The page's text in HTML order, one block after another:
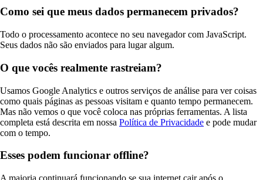
Como sei que meus dados permanecem privados?
Todo o processamento acontece no seu navegador com JavaScript.
Seus dados não são enviados para lugar algum.
O que vocês realmente rastreiam?
Usamos Google Analytics e outros serviços de análise para ver coisas
como quais páginas as pessoas visitam e quanto tempo permanecem.
Mas não vemos o que você coloca nas próprias ferramentas. A lista
completa está descrita em nossa Política de Privacidade e pode mudar
com o tempo.
Esses podem funcionar offline?
A maioria continuará funcionando se sua internet cair após o